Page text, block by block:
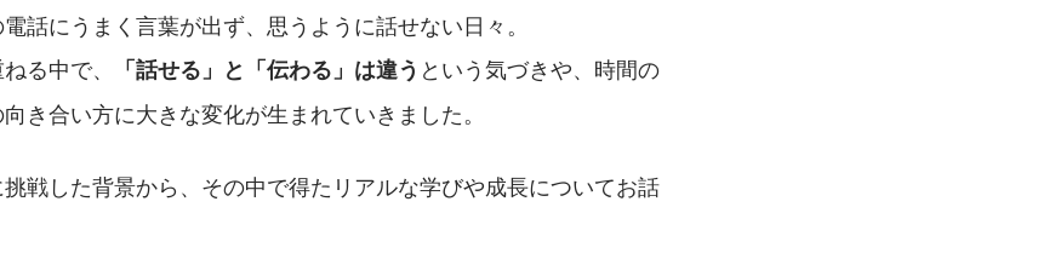
話にうまく言葉が出ず、思うように話せない日々。
る中で、
「話せる」と「伝わる」は違う という気づきや、時間の
き合い方に大きな変化が生まれていきました。
戦した背景から、その中で得たリアルな学びや成長についてお話